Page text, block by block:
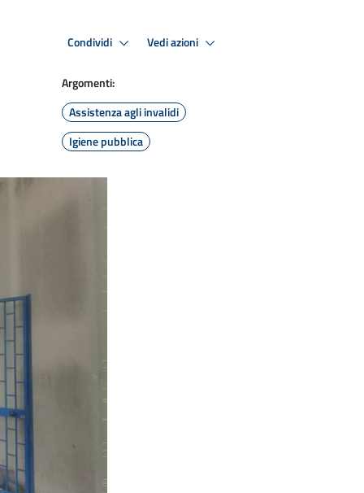
Condividi Vedi azioni
Argomenti:
Assistenza agli invalidi
Igiene pubblica